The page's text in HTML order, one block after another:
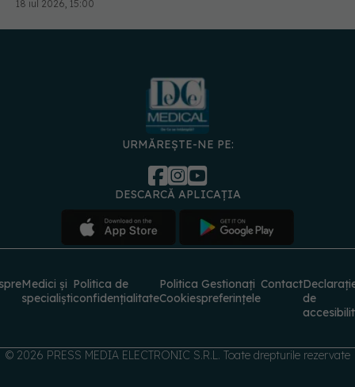
18 iul 2026, 15:00
URMĂREȘTE-NE PE:
DESCARCĂ APLICAȚIA
Medici și
specialiști
Politica de
confidențialitate
Politica
Cookies
Gestionați
preferințele
Contact
de
© 2026 PRESS MEDIA ELECTRONIC S.R.L. Toate drepturile rezervate